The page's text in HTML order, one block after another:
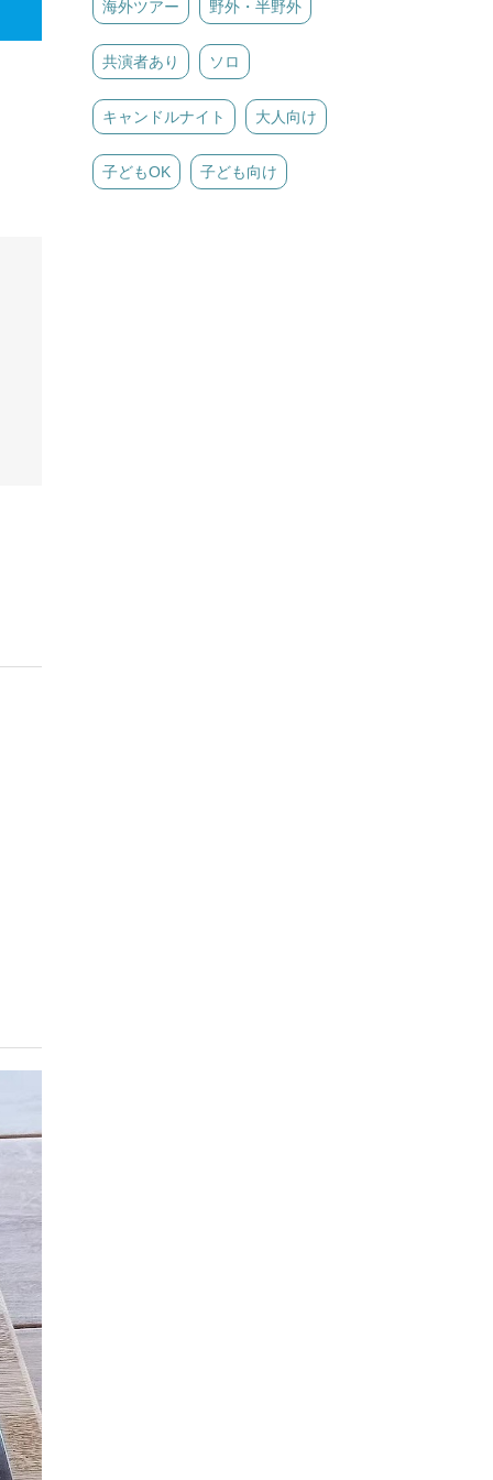
海外ツアー 野外・半野外
共演者あり ソロ
キャンドルナイト 大人向け
子どもOK 子ども向け